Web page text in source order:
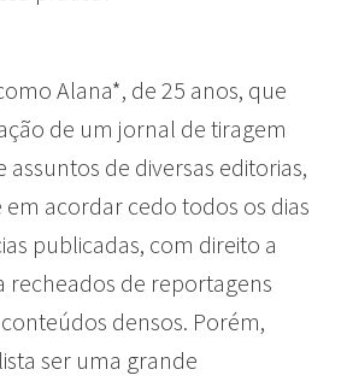
Alana*, de 25 anos, que
de um jornal de tiragem
assuntos de diversas editorias,
em acordar cedo todos os dias
publicadas, com direito a
recheados de reportagens
densos. Porém,
ser uma grande